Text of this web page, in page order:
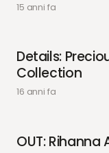
15 anni fa
Details:
Collection
16 anni fa
OUT: Rihanna